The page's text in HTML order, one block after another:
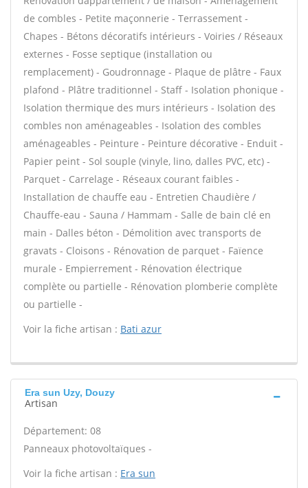
de combles - Petite maçonnerie - Terrassement -
Chapes - Bétons décoratifs intérieurs - Voiries / Réseaux
externes - Fosse septique (installation ou
remplacement) - Goudronnage - Plaque de plâtre - Faux
plafond - Plâtre traditionnel - Staff - Isolation phonique -
Isolation thermique des murs intérieurs - Isolation des
combles non aménageables - Isolation des combles
aménageables - Peinture - Peinture décorative - Enduit -
Papier peint - Sol souple (vinyle, lino, dalles PVC, etc) -
Parquet - Carrelage - Réseaux courant faibles -
Installation de chauffe eau - Entretien Chaudière /
Chauffe-eau - Sauna / Hammam - Salle de bain clé en
main - Dalles béton - Démolition avec transports de
gravats - Cloisons - Rénovation de parquet - Faïence
murale - Empierrement - Rénovation électrique
complète ou partielle - Rénovation plomberie complète
ou partielle -
Voir la fiche artisan : Bati azur
Era sun Uzy, Douzy
Artisan
Département: 08
Panneaux photovoltaïques -
Voir la fiche artisan : Era sun